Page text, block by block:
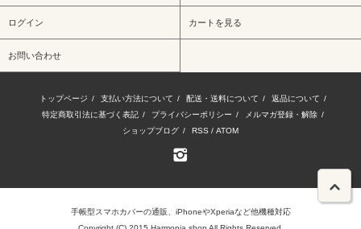
ログイン カートを見る
お問い合わせ
トップページ / 支払い方法について / 配送・送料について / 返品について /
特定商取引法に基づく表記 / プライバシーポリシー / メルマガ登録・解除 /
ショップブログ / RSS / ATOM
手帳型スマホカバーの通販、iPhoneやXperiaなど他機種対応